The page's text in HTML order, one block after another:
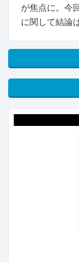
が焦点に。今
に関して結論